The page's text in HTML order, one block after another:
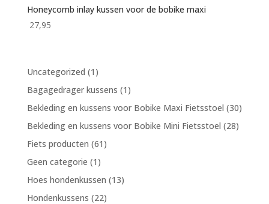
Honeycomb inlay kussen voor de bobike maxi
27,95
Uncategorized 1 1
product
Bagagedrager kussens 1 1
product
Bekleding en kussens voor Bobike Maxi Fietsstoel 3030
Bekleding en kussens voor Bobike Mini Fietsstoel 2828
Fiets producten 61 61
Geen categorie 1 1
product
Hoes hondenkussen 1313
Hondenkussens 2222